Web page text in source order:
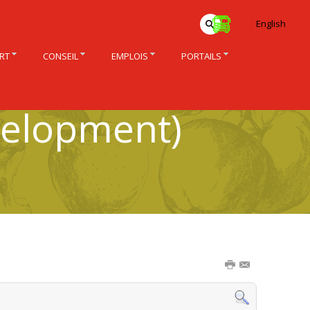
English
CONSEIL EMPLOIS PORTAILS